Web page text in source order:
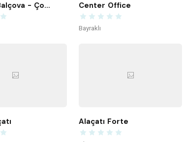
Kidzone Balçova - Çocuk Gelişim ve Aktivite Merkezi Center Office
Bayraklı
Alaçatı Forte